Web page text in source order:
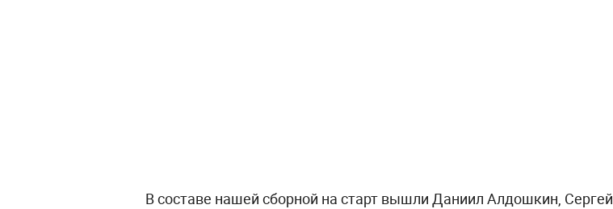
В составе нашей сборной на старт вышли Даниил Алдошкин, Сергей